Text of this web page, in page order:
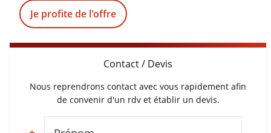
Je profite de l'offre
Contact / Devis
Nous reprendrons contact avec vous rapidement afin
de convenir d'un rdv et établir un devis.